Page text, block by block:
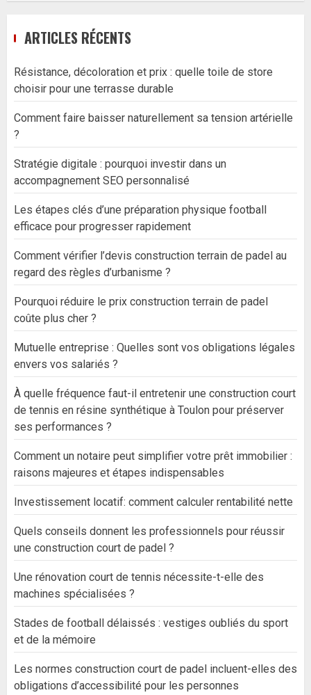
ARTICLES RÉCENTS
Résistance, décoloration et prix : quelle toile de store
choisir pour une terrasse durable
Comment faire baisser naturellement sa tension artérielle
?
Stratégie digitale : pourquoi investir dans un
accompagnement SEO personnalisé
Les étapes clés d’une préparation physique football
efficace pour progresser rapidement
Comment vérifier l’devis construction terrain de padel au
regard des règles d’urbanisme ?
Pourquoi réduire le prix construction terrain de padel
coûte plus cher ?
Mutuelle entreprise : Quelles sont vos obligations légales
envers vos salariés ?
À quelle fréquence faut-il entretenir une construction court
de tennis en résine synthétique à Toulon pour préserver
ses performances ?
Comment un notaire peut simplifier votre prêt immobilier :
raisons majeures et étapes indispensables
Investissement locatif: comment calculer rentabilité nette
Quels conseils donnent les professionnels pour réussir
une construction court de padel ?
Une rénovation court de tennis nécessite-t-elle des
machines spécialisées ?
Stades de football délaissés : vestiges oubliés du sport
et de la mémoire
Les normes construction court de padel incluent-elles des
obligations d’accessibilité pour les personnes